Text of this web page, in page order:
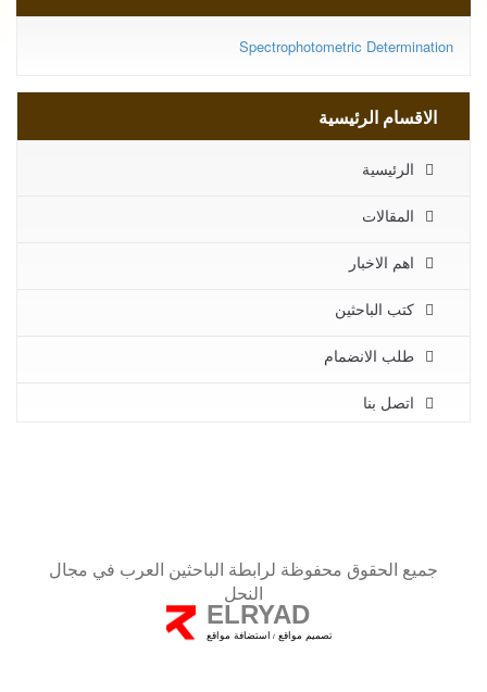
Spectrophotometric Determination
الاقسام الرئيسية
الرئيسية
المقالات
اهم الاخبار
كتب الباحثين
طلب الانضمام
اتصل بنا
جميع الحقوق محفوظة لرابطة الباحثين العرب في مجال
النحل
ELRYAD
تصميم مواقع/ استضافة مواقع